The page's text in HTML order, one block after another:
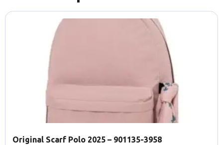
Original Scarf Polo 2025 – 901135-3958